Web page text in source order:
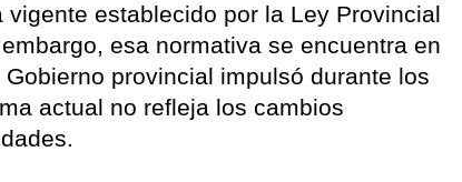
establecido por la Ley Provincial
esa normativa se encuentra en
provincial impulsó durante los
actual no refleja los cambios